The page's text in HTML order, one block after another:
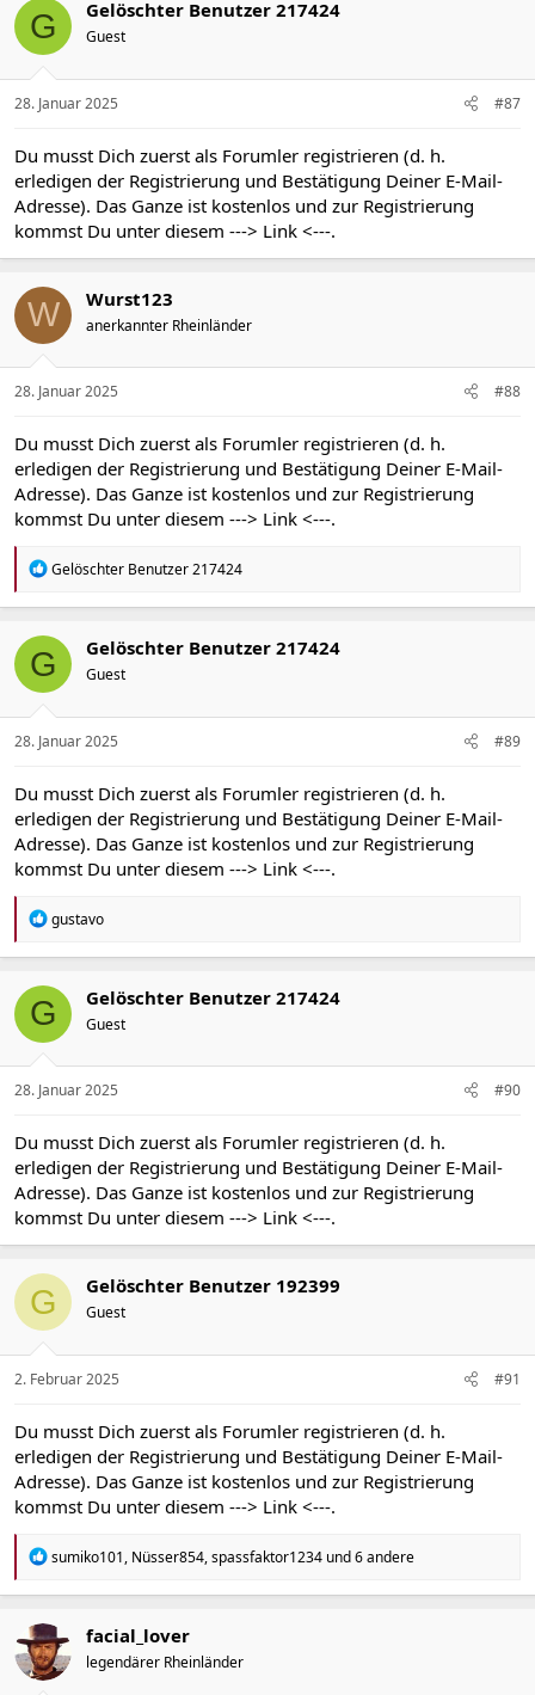
G Gelöschter Benutzer 217424
Guest
28. Januar 2025 #87
Du musst Dich zuerst als Forumler registrieren (d. h.
erledigen der Registrierung und Bestätigung Deiner E-Mail-
Adresse). Das Ganze ist kostenlos und zur Registrierung
kommst Du unter diesem ---> Link <---.
W Wurst123
anerkannter Rheinländer
28. Januar 2025 #88
Du musst Dich zuerst als Forumler registrieren (d. h.
erledigen der Registrierung und Bestätigung Deiner E-Mail-
Adresse). Das Ganze ist kostenlos und zur Registrierung
kommst Du unter diesem ---> Link <---.
R
a
t
i
o
e
n
Gelöschter Benutzer 217424
G Gelöschter Benutzer 217424
Guest
28. Januar 2025 #89
Du musst Dich zuerst als Forumler registrieren (d. h.
erledigen der Registrierung und Bestätigung Deiner E-Mail-
Adresse). Das Ganze ist kostenlos und zur Registrierung
kommst Du unter diesem ---> Link <---.
R
a
t
i
e
n
gustavo
G Gelöschter Benutzer 217424
Guest
28. Januar 2025 #90
Du musst Dich zuerst als Forumler registrieren (d. h.
erledigen der Registrierung und Bestätigung Deiner E-Mail-
Adresse). Das Ganze ist kostenlos und zur Registrierung
kommst Du unter diesem ---> Link <---.
G Gelöschter Benutzer 192399
Guest
2. Februar 2025 #91
Du musst Dich zuerst als Forumler registrieren (d. h.
erledigen der Registrierung und Bestätigung Deiner E-Mail-
Adresse). Das Ganze ist kostenlos und zur Registrierung
kommst Du unter diesem ---> Link <---.
R
a
t
i
o
sumiko101, Nüsser854,spassfaktor1234 und 6 andere
facial_lover
legendärer Rheinländer